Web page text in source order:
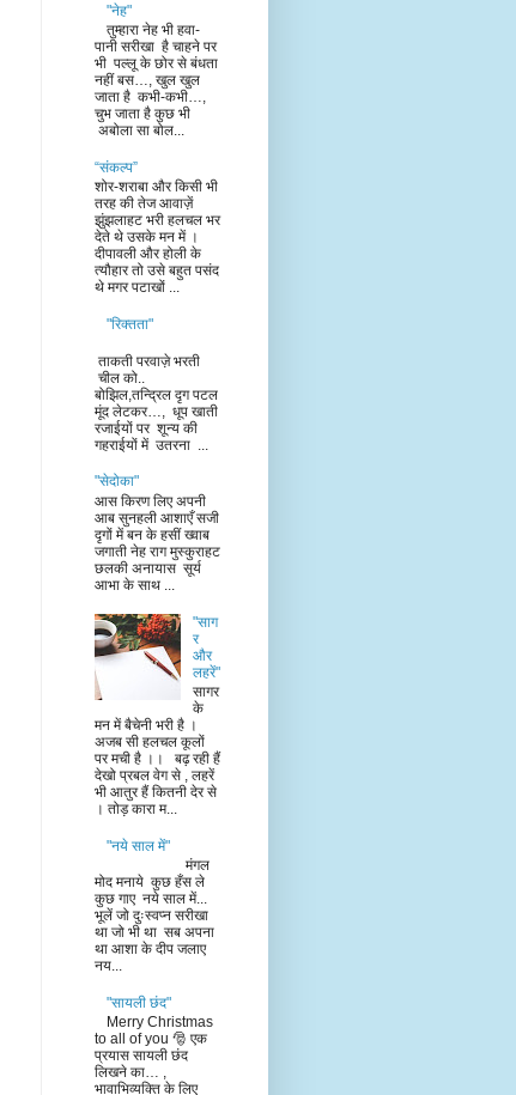
"नेह"
तुम्हारा नेह भी हवा-
पानी सरीखा है चाहने पर
भी पल्लू के छोर से बंधता
नहीं बस…, खुल खुल
जाता है कभी-कभी…,
चुभ जाता है कुछ भी
अबोला सा बोल...
“संकल्प”
शोर-शराबा और किसी भी
तरह की तेज आवाज़ें
झुंझलाहट भरी हलचल भर
देते थे उसके मन में ।
दीपावली और होली के
त्यौहार तो उसे बहुत पसंद
थे मगर पटाखों ...
"रिक्तता"
ताकती परवाज़े भरती
चील को..
बोझिल,तन्द्रिल दृग पटल
मूंद लेटकर…, धूप खाती
रजाईयों पर शून्य की
गहराईयों में उतरना ...
"सेदोका"
आस किरण लिए अपनी
आब सुनहली आशाएँ सजी
दृगों में बन के हसीं ख्वाब
जगाती नेह राग मुस्कुराहट
छलकी अनायास सूर्य
आभा के साथ ...
"साग
र
और
लहरें"
सागर
के
मन में बैचेनी भरी है ।
अजब सी हलचल कूलों
पर मची है ।। बढ़ रही हैं
देखो प्रबल वेग से , लहरें
भी आतुर हैं कितनी देर से
। तोड़ कारा म...
"नये साल में"
मंगल
मोद मनाये कुछ हँस ले
कुछ गाए नये साल में...
भूलें जो दुःस्वप्न सरीखा
था जो भी था सब अपना
था आशा के दीप जलाए
नय...
"सायली छंद"
Merry Christmas
to all of you 🎅 एक
प्रयास सायली छंद
लिखने का… ,
भावाभिव्यक्ति के लिए